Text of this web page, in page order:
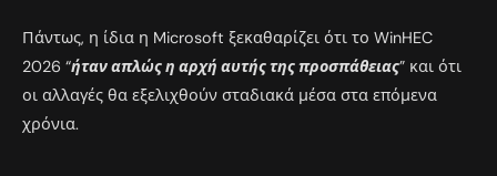
Πάντως, η ίδια η Microsoft ξεκαθαρίζει ότι το WinHEC
2026 “ήταν απλώς η αρχή αυτής της προσπάθειας” και ότι
οι αλλαγές θα εξελιχθούν σταδιακά μέσα στα επόμενα
χρόνια.